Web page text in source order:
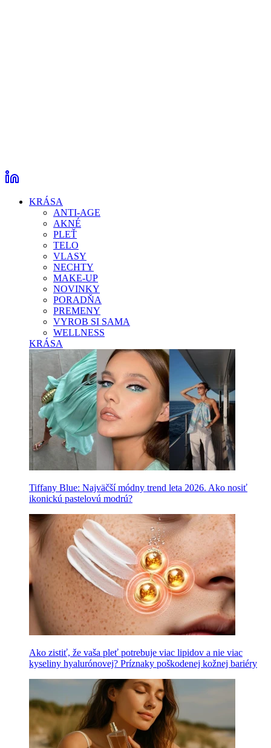
KRÁSA
ANTI-AGE
AKNÉ
PLEŤ
TELO
VLASY
NECHTY
MAKE-UP
NOVINKY
PORADŇA
PREMENY
VYROB SI SAMA
WELLNESS
KRÁSA
Tiffany Blue: Najväčší módny trend leta 2026. Ako nosiť
ikonickú pastelovú modrú?
Ako zistiť, že vaša pleť potrebuje viac lipidov a nie viac
kyseliny hyalurónovej? Príznaky poškodenej kožnej bariéry